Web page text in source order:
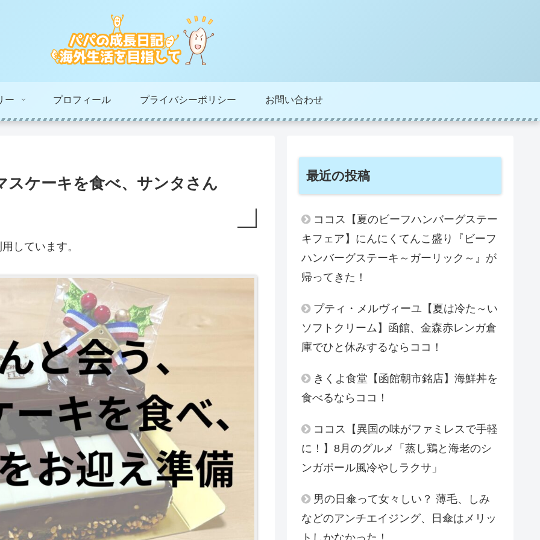
ー プロフィール プライバシーポリシー お問い合わせ
ケーキを食べ、サンタさん
しています。
最近の投稿
ココス【夏のビーフハンバーグステー
キフェア】にんにくてんこ盛り『ビーフ
ハンバーグステーキ～ガーリック～』が
帰ってきた！
プティ・メルヴィーユ【夏は冷た～い
ソフトクリーム】函館、金森赤レンガ倉
庫でひと休みするならココ！
きくよ食堂【函館朝市銘店】海鮮丼を
食べるならココ！
ココス【異国の味がファミレスで手軽
に！】8月のグルメ「蒸し鶏と海老のシ
ンガポール風冷やしラクサ」
男の日傘って女々しい？ 薄毛、しみ
などのアンチエイジング、日傘はメリッ
トしかなかった！